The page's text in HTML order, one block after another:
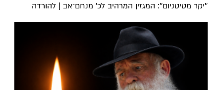
''יקר מטיטניום'': המגזין המרהיב לכ’ מנחם־אב | להורדה